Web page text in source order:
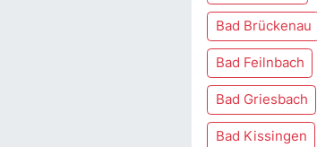
Bad Brückenau
Bad Feilnbach
Bad Griesbach
Bad Kissingen